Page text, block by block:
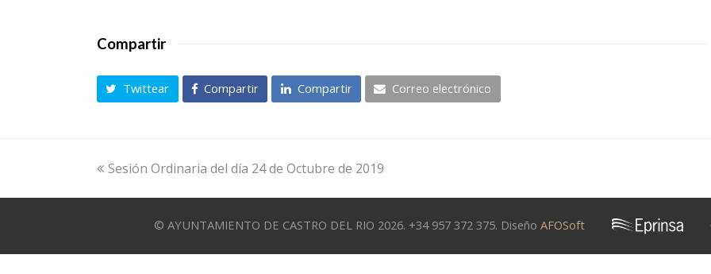
Compartir
Twittear Compartir Compartir Correo electrónico
previous
Sesión Ordinaria del día 24 de Octubre de 2019
© AYUNTAMIENTO DE CASTRO DEL RIO 2026. +34 957 372 375. Diseño AFOSoft